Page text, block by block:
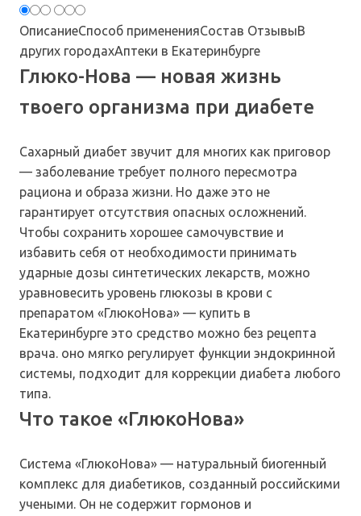
ОписаниеСпособ примененияСостав ОтзывыВ
других городахАптеки в Екатеринбурге
Глюко-Нова — новая жизнь
твоего организма при диабете
Сахарный диабет звучит для многих как приговор
— заболевание требует полного пересмотра
рациона и образа жизни. Но даже это не
гарантирует отсутствия опасных осложнений.
Чтобы сохранить хорошее самочувствие и
избавить себя от необходимости принимать
ударные дозы синтетических лекарств, можно
уравновесить уровень глюкозы в крови с
препаратом «ГлюкоНова» — купить в
Екатеринбурге это средство можно без рецепта
врача. оно мягко регулирует функции эндокринной
системы, подходит для коррекции диабета любого
типа.
Что такое «ГлюкоНова»
Система «ГлюкоНова» — натуральный биогенный
комплекс для диабетиков, созданный российскими
учеными. Он не содержит гормонов и